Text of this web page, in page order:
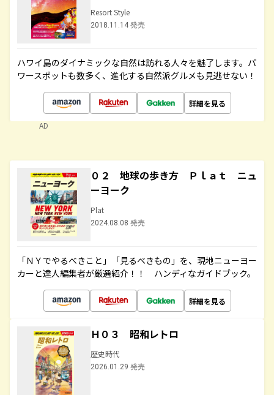
Resort Style
2018.11.14 発売
ハワイ島のダイナミックな自然は訪れる人々を魅了します。パ
ワースポットも数多く、進化する自然派グルメも見逃せない！
詳細を見る
AD
０２ 地球の歩き方 Ｐｌａｔ ニュ
ーヨーク
Plat
2024.08.08 発売
「ＮＹでやるべきこと」「見るべきもの」を、現地ニューヨー
カーと達人編集者が厳選紹介！！ ハンディなガイドブック。
詳細を見る
Ｈ０３ 昭和レトロ
歴史時代
2026.01.29 発売